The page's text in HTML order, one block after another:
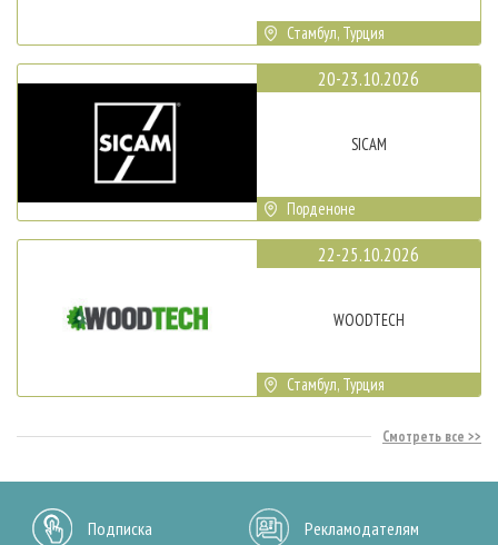
Стамбул, Турция
20-23.10.2026
SICAM
Порденоне
22-25.10.2026
WOODTECH
Стамбул, Турция
Смотреть все
Подписка Рекламодателям